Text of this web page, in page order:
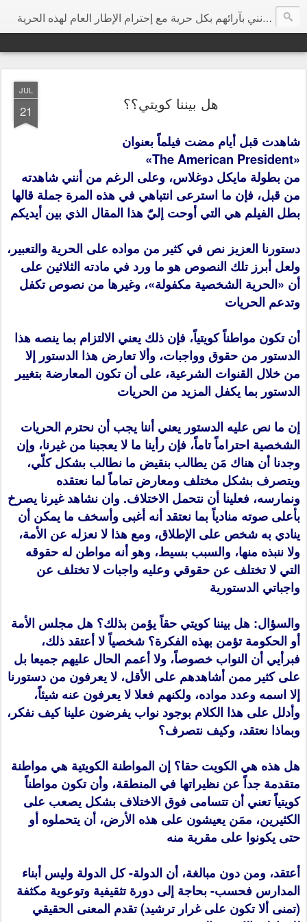
هي مساحة إرتأيت أن تكون مخصصة للتعبير عن الرأي بحرية مطلقة ودون تجريح شخصي، وأتمنى من كل الزوار الكرام أن يفيدونني بآرائهم بكل حرية مع إحترام الإطار العام لهذه الحرية
JUL
21 هل بيننا كويتي؟؟
شاهدت قبل أيام مضت فيلماً بعنوان
«The American President»
من بطولة مايكل دوغلاس، وعلى الرغم من أنني شاهدته
من قبل، فإن ما استرعى انتباهي في هذه المرة جملة قالها
بطل الفيلم هي التي أوحت إليّ هذا المقال الذي بين أيديكم
دستورنا العزيز نص في كثير من مواده على الحرية والتعبير،
ولعل أبرز تلك النصوص هو ما ورد في مادته الثلاثين على
أن «الحرية الشخصية مكفولة»، وغيرها من نصوص تكفل
وتدعم الحريات
أن تكون مواطناً كويتياً، فإن ذلك يعني الالتزام بما ينصه هذا
الدستور من حقوق وواجبات، وألا تعارض هذا الدستور إلا
من خلال القنوات الشرعية، على أن تكون المعارضة بتغيير
الدستور بما يكفل المزيد من الحريات
إن ما نص عليه الدستور يعني أننا يجب أن نحترم الحريات
الشخصية احتراماً تاماً، فإن رأينا ما لا يعجبنا من غيرنا، وإن
وجدنا أن هناك مَن يطالب بنقيض ما نطالب بشكل كلّي،
ويتصرف بشكل مختلف ومعارض تماماً لما نعتقده
ونمارسه، فعلينا أن نتحمل الاختلاف. وان نشاهد غيرنا يصرخ
بأعلى صوته منادياً بما نعتقد أنه أغبى وأسخف ما يمكن أن
ينادي به شخص على الإطلاق، ومع هذا لا نعزله عن الأمة،
ولا ننبذه منها، والسبب بسيط، وهو أنه مواطن له حقوقه
التي لا تختلف عن حقوقي وعليه واجبات لا تختلف عن
واجباتي الدستورية
والسؤال: هل بيننا كويتي حقاً يؤمن بذلك؟ هل مجلس الأمة
أو الحكومة تؤمن بهذه الفكرة؟ شخصياً لا أعتقد ذلك،
فبرأيي أن النواب خصوصاً، ولا أعمم الحال عليهم جميعا بل
على كثير ممن أشاهدهم على الأقل، لا يعرفون من دستورنا
إلا اسمه وعدد مواده، ولكنهم فعلا لا يعرفون عنه شيئاً،
وأدلل على هذا الكلام بوجود نواب يفرضون علينا كيف نفكر،
وبماذا نعتقد، وكيف نتصرف؟
هل هذه هي الكويت حقا؟ إن المواطنة الكويتية هي مواطنة
متقدمة جداً عن نظيراتها في المنطقة، وأن تكون مواطناً
كويتياً تعني أن تتسامى فوق الاختلاف بشكل يصعب على
الكثيرين، ممَن يعيشون على هذه الأرض، أن يتحملوه أو
حتى يكونوا على مقربة منه
أعتقد، ومن دون مبالغة، أن الدولة- كل الدولة وليس أبناء
المدارس فحسب- بحاجة إلى دورة تثقيفية وتوعوية مكثفة
(تمنى ألا تكون على غرار ترشيد) تقدم المعنى الحقيقي